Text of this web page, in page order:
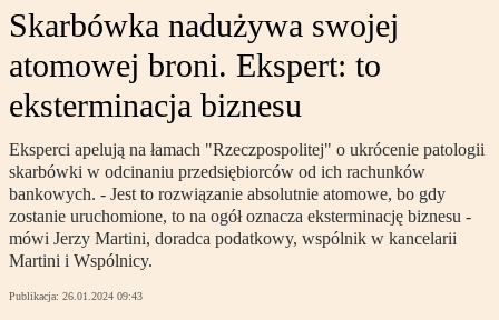
Skarbówka nadużywa swojej
atomowej broni. Ekspert: to
eksterminacja biznesu
Eksperci apelują na łamach "Rzeczpospolitej" o ukrócenie patologii
skarbówki w odcinaniu przedsiębiorców od ich rachunków
bankowych. - Jest to rozwiązanie absolutnie atomowe, bo gdy
zostanie uruchomione, to na ogół oznacza eksterminację biznesu -
mówi Jerzy Martini, doradca podatkowy, wspólnik w kancelarii
Martini i Wspólnicy.
Publikacja: 26.01.2024 09:43